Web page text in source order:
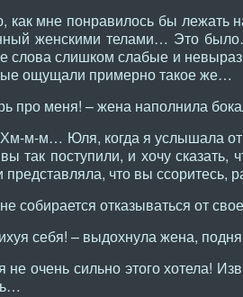
как мне понравилось бы лежать
женскими телами… Это
слова слишком слабые и
ощущали примерно такое же…
про меня! – жена наполнила
м-м… Юля, когда я услышала
так поступили, и хочу
что вы
собирается отказываться от
себя! – выдохнула жена,
очень сильно этого хотела!